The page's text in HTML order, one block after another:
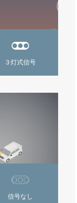
３灯式信号
信号なし